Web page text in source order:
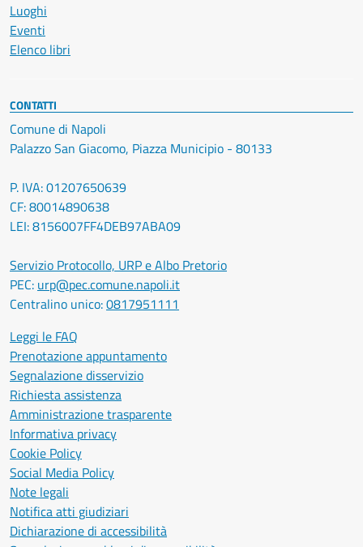
Luoghi
Eventi
Elenco libri
CONTATTI
Comune di Napoli
Palazzo San Giacomo, Piazza Municipio - 80133
P. IVA: 01207650639
CF: 80014890638
LEI: 8156007FF4DEB97ABA09
Servizio Protocollo, URP e Albo Pretorio
PEC: urp@pec.comune.napoli.it
Centralino unico:0817951111
Leggi le FAQ
Prenotazione appuntamento
Segnalazione disservizio
Richiesta assistenza
Amministrazione trasparente
Informativa privacy
Cookie Policy
Social Media Policy
Note legali
Notifica atti giudiziari
Dichiarazione di accessibilità